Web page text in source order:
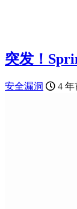
突发！
安全漏洞 4 年